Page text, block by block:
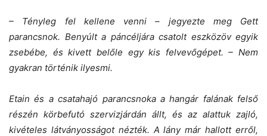
– Tényleg fel kellene venni – jegyezte meg Gett
parancsnok. Benyúlt a páncéljára csatolt eszközöv egyik
zsebébe, és kivett belőle egy kis felvevőgépet. – Nem
gyakran történik ilyesmi.
Etain és a csatahajó parancsnoka a hangár falának felső
részén körbefutó szervizjárdán állt, és az alattuk zajló,
kivételes látványosságot nézték. A lány már hallott erről,